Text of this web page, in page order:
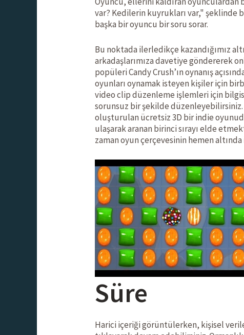
var? Kedilerin kuyrukları var," şeklinde
başka bir oyuncu bir soru sorar.
Bu noktada ilerledikçe kazandığımız
arkadaşlarımıza davetiye göndererek
popüleri Candy Crush’ın oynanış
oyunları oynamak isteyen kişiler için
video clip düzenleme işlemleri için
sorunsuz bir şekilde
oluşturulan ücretsiz 3D bir indie
ulaşarak aranan birinci sırayı elde
zaman oyun çerçevesinin hemen
Süre
Harici içeriği görüntülerken, kişisel